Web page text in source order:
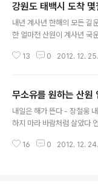
방송광고진흥공사인 양평 코
하엿읍니다, 올해의 행사는
각 지부장님의 의견을 존중
다. 이 부분은 아직 시간이 잇
강원도 태백시 도착
내년 계사년 한해의 모든 길
한 얼마전 산원이 계사년 국
하 하 하.^^ 아무쪼록 한해 마
&q=박근혜.. 2012.12.25 [
oo.com/
국운] search.daum.net/
rch?hl=ko&redir_esc=..
13 0 2012. 12. 25.
무소유를 원하는 산원
내일은 해가 뜬다 - 장철웅
하지 마라 바람처럼 살았다
않고 내 인생에 괴로움을 술
16 0 2012. 12. 24.